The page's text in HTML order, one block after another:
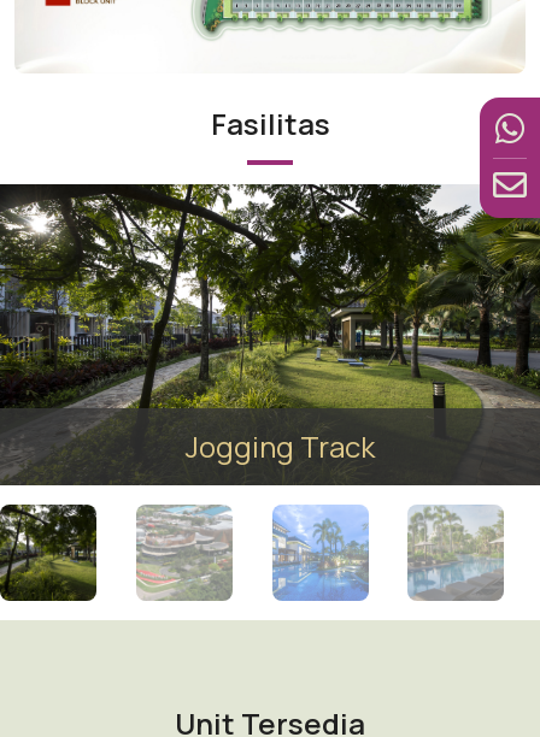
Fasilitas
Jogging Track
Unit Tersedia